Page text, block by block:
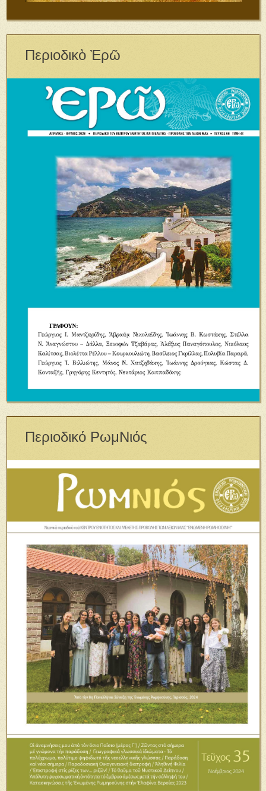
Περιοδικὸ Ἐρῶ
Περιοδικό ΡωμΝιός